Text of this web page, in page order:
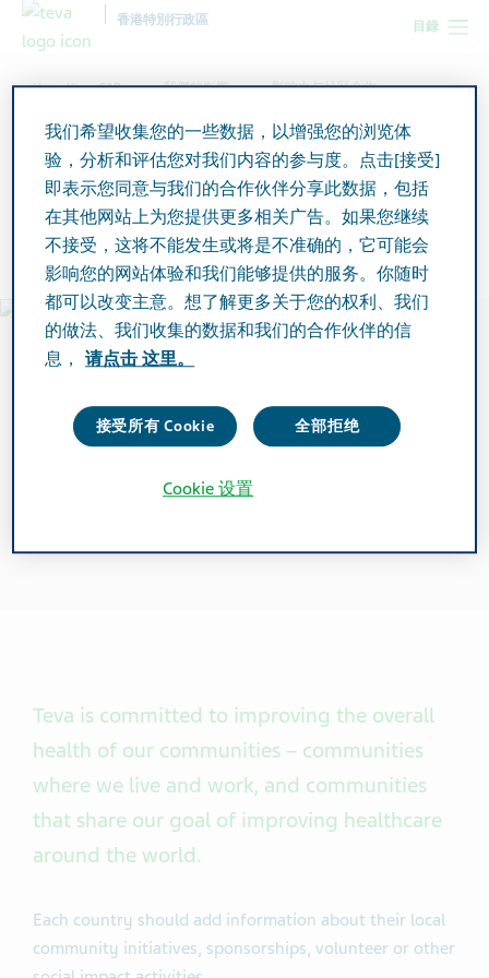
目錄
香港特別行政區
Hong Kong SAR 我們的影響 影响力与社区合作
Partnering with our
community
Teva is committed to improving the overall
health of our communities – communities
where we live and work, and communities
that share our goal of improving healthcare
around the world.
Each country should add information about their local
community initiatives, sponsorships, volunteer or other
我们希望收集您的一些数据，以增强您的浏览体
验，分析和评估您对我们内容的参与度。点击[接受]
即表示您同意与我们的合作伙伴分享此数据，包括
在其他网站上为您提供更多相关广告。如果您继续
不接受，这将不能发生或将是不准确的，它可能会
影响您的网站体验和我们能够提供的服务。你随时
都可以改变主意。想了解更多关于您的权利、我们
的做法、我们收集的数据和我们的合作伙伴的信
息，
请点击 这里。
接受所有 Cookie 全部拒绝
Cookie 设置